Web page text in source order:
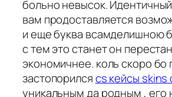
больно невысок.
вам продоставляется
и еще буква всамделишною
с тем это станет он
экономичнее. коль скоро бо
застопорилсяcs кейсы skins
уникальным да родным , его